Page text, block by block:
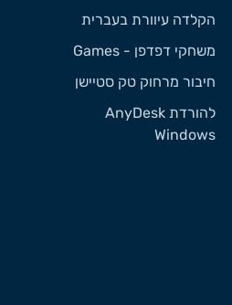
הקלדה עיוורת בעברית
משחקי דפדפן - Games
חיבור מרחוק טק סטיישן
להורדת AnyDesk
Windows